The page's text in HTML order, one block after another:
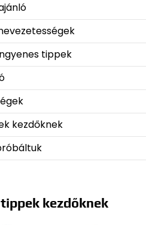
tippek
kezdőknek
kezdőknek